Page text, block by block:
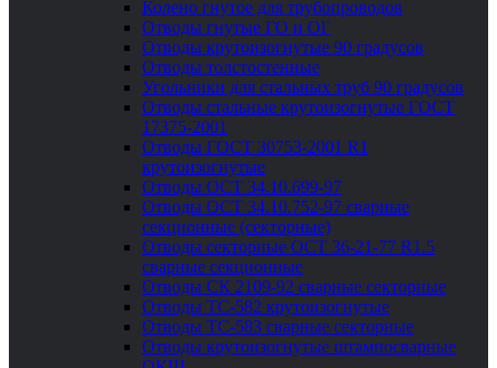
Колено гнутое для трубопроводов
Отводы гнутые ГО и ОГ
Отводы крутоизогнутые 90 градусов
Отводы толстостенные
Угольники для стальных труб 90 градусов
Отводы стальные крутоизогнутые ГОСТ
17375-2001
Отводы ГОСТ 30753-2001 R1
крутоизогнутые
Отводы ОСТ 34.10.699-97
Отводы ОСТ 34.10.752-97 сварные
секционные (секторные)
Отводы секторные ОСТ 36-21-77 R1.5
сварные секционные
Отводы СК 2109-92 сварные секторные
Отводы ТС-582 крутоизогнутые
Отводы ТС-583 сварные секторные
Отводы крутоизогнутые штампосварные